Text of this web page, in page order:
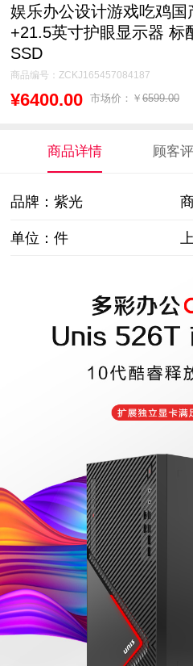
娱乐办公设计游戏吃鸡
+21.5英寸护眼显示器 标
SSD
商品编号：ZCKJ165457084187
¥6400.00 市场价：￥ 6599.00
商品详情 顾客
品牌：紫光
单位：件